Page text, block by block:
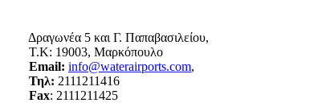
Δραγωνέα 5 και Γ. Παπαβασιλείου,
Τ.Κ: 19003, Μαρκόπουλο
Email: info@waterairports.com,
Τηλ: 2111211416
Fax: 2111211425